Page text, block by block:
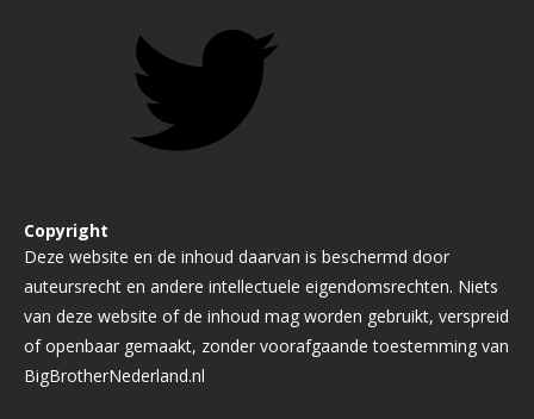
Copyright
Deze website en de inhoud daarvan is beschermd door
auteursrecht en andere intellectuele eigendomsrechten. Niets
van deze website of de inhoud mag worden gebruikt, verspreid
of openbaar gemaakt, zonder voorafgaande toestemming van
BigBrotherNederland.nl